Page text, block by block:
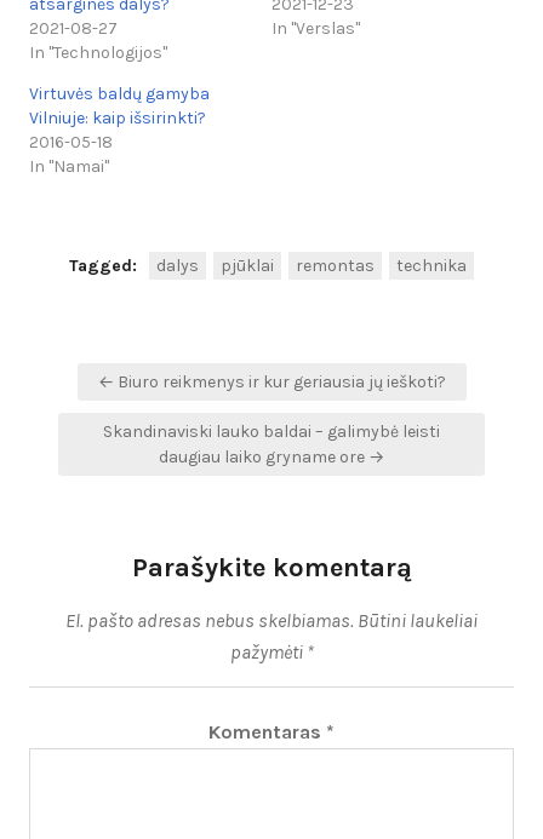
atsarginės dalys?
2021-08-27
In "Technologijos"
2021-12-23
In "Verslas"
Virtuvės baldų gamyba
Vilniuje: kaip išsirinkti?
2016-05-18
In "Namai"
Tagged: dalys pjūklai remontas technika
Navigacija
įrašų
← Biuro reikmenys ir kur geriausia jų ieškoti?
Skandinaviski lauko baldai – galimybė leisti
daugiau laiko gryname ore →
Parašykite komentarą
El. pašto adresas nebus skelbiamas. Būtini laukeliai
pažymėti *
Komentaras *